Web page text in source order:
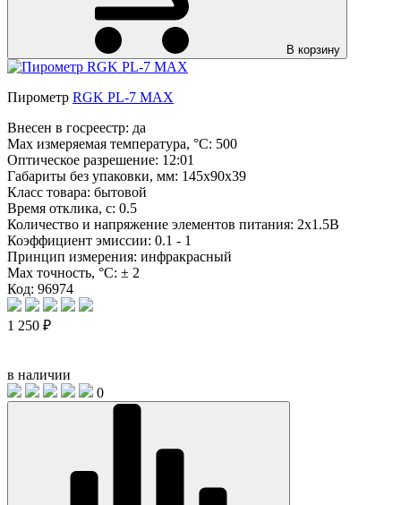
В корзину
Пирометр RGK PL-7 MAX
Внесен в госреестр: да
Max измеряемая температура, °С: 500
Оптическое разрешение: 12:01
Габариты без упаковки, мм: 145х90х39
Класс товара: бытовой
Время отклика, с: 0.5
Количество и напряжение элементов питания: 2х1.5В
Коэффициент эмиссии: 0.1 - 1
Принцип измерения: инфракрасный
Max точность, °С: ± 2
Код: 96974
1 250 ₽
в наличии
0